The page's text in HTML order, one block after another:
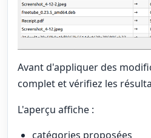
Avant d'appliquer des
complet et vérifiez les
L'aperçu affiche :
catégories proposées